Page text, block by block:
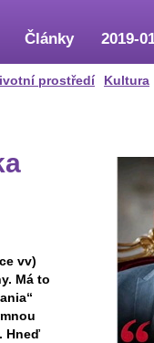
prostředí Kultura
Články 2019-
vv)
Má to
Hneď